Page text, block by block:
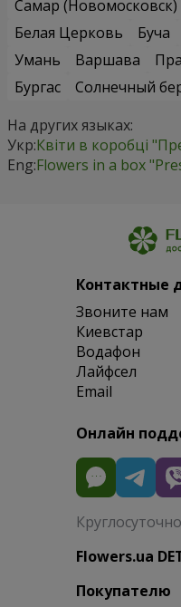
Самар (Новомосковск)
Белая Церковь
Буча
Умань
Варшава
Бургас
Солнечный
На других языках:
Укр:Квіти в коробці
Eng:Flowers in a box
Контактные
Звоните нам
Киевстар
Водафон
Лайфсел
Email
Онлайн
Flowers.ua
Покупателю